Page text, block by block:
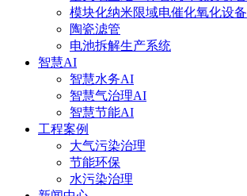
模块化纳米限域电催化氧化设备
陶瓷滤管
电池拆解生产系统
智慧AI
智慧水务AI
智慧气治理AI
智慧节能AI
工程案例
大气污染治理
节能环保
水污染治理